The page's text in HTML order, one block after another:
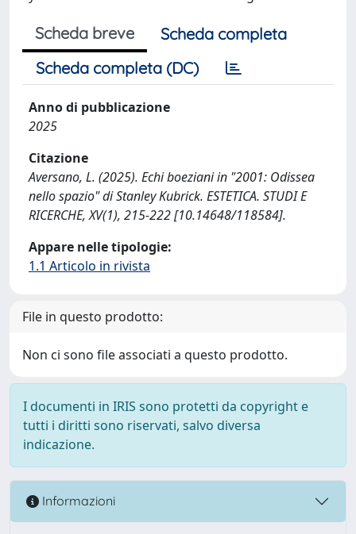
Scheda breve
Scheda completa
Scheda completa (DC)
Anno di pubblicazione
2025
Citazione
Aversano, L. (2025). Echi boeziani in "2001: Odissea
nello spazio" di Stanley Kubrick. ESTETICA. STUDI E
RICERCHE, XV(1), 215-222 [10.14648/118584].
Appare nelle tipologie:
1.1 Articolo in rivista
File in questo prodotto:
Non ci sono file associati a questo prodotto.
I documenti in IRIS sono protetti da copyright e
tutti i diritti sono riservati, salvo diversa
indicazione.
Informazioni